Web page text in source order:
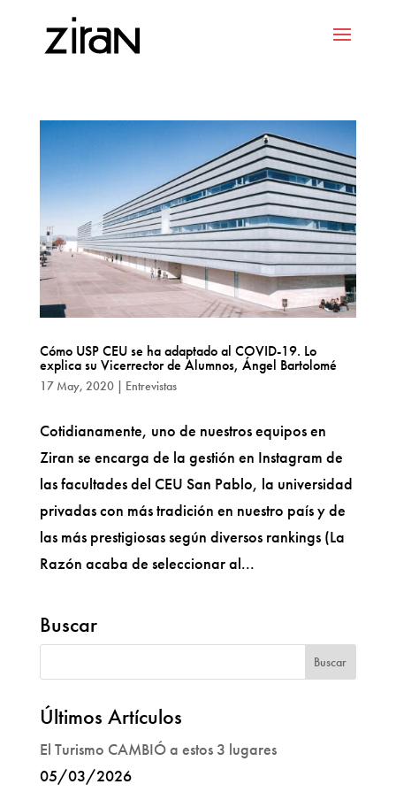
Cómo USP CEU se ha adaptado al COVID-19. Lo
explica su Vicerrector de Alumnos, Ángel Bartolomé
17 May, 2020| Entrevistas
Cotidianamente, uno de nuestros equipos en
Ziran se encarga de la gestión en Instagram de
las facultades del CEU San Pablo, la universidad
privadas con más tradición en nuestro país y de
las más prestigiosas según diversos rankings (La
Razón acaba de seleccionar al...
Buscar
Últimos Artículos
El Turismo CAMBIÓ a estos 3 lugares
05/03/2026